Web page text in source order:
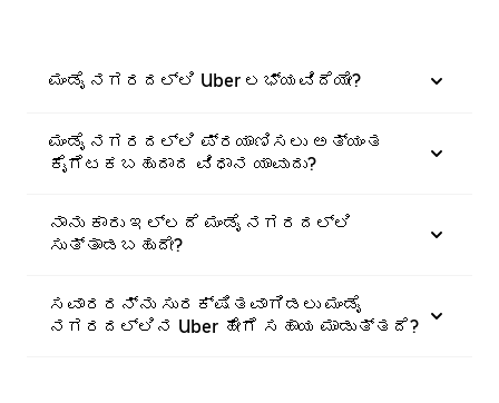
ಮಂಡೈ ನಗರದಲ್ಲಿ Uber ಲಭ್ಯವಿದೆಯೇ?
ಮಂಡೈ ನಗರದಲ್ಲಿ ಪ್ರಯಾಣಿಸಲು ಅತ್ಯಂತ
ಕೈಗೆಟಕಬಹುದಾದ ವಿಧಾನ ಯಾವುದು?
ನಾನು ಕಾರು ಇಲ್ಲದೆ ಮಂಡೈ ನಗರದಲ್ಲಿ
ಸುತ್ತಾಡಬಹುದೇ?
ಸವಾರರನ್ನು ಸುರಕ್ಷಿತವಾಗಿಡಲು ಮಂಡೈ
ನಗರದಲ್ಲಿನ Uber ಹೇಗೆ ಸಹಾಯ ಮಾಡುತ್ತದೆ?